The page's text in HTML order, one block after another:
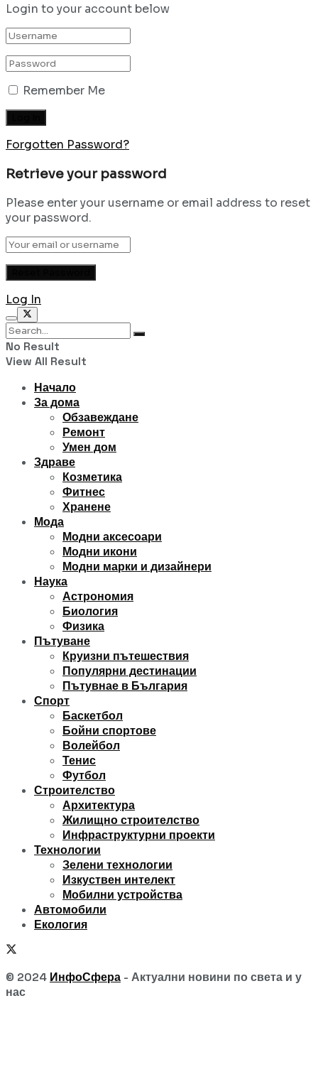
Login to your account below
Remember Me
Forgotten Password?
Retrieve your password
Please enter your username or email address to reset
your password.
Log In
No Result
View All Result
Начало
За дома
Обзавеждане
Ремонт
Умен дом
Здраве
Козметика
Фитнес
Хранене
Мода
Модни аксесоари
Модни икони
Модни марки и дизайнери
Наука
Астрономия
Биология
Физика
Пътуване
Круизни пътешествия
Популярни дестинации
Пътувнае в България
Спорт
Баскетбол
Бойни спортове
Волейбол
Тенис
Футбол
Строителство
Архитектура
Жилищно строителство
Инфраструктурни проекти
Технологии
Зелени технологии
Изкуствен интелект
Мобилни устройства
Автомобили
Екология
© 2024 ИнфоСфера - Актуални новини по света и у
нас